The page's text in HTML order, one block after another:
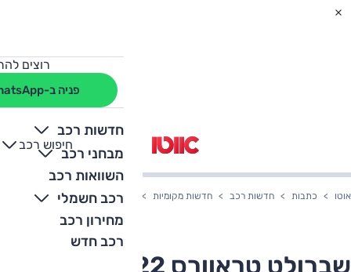
רוצים
פניה ב-WhatsApp
חדשות רכב
מבחני רכב
השוואות רכב
רכב חשמלי
מחירון רכב
רכב חדש
חיפוש רכב
+
-
אוטו כתבות חדשות רכב חדשות מקומיות שברולט טראוורס 2022 המחודש בארץ – המחיר החל מ-260,000 שקלים